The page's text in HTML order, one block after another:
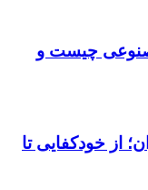
چیست و
از خودکفایی تا